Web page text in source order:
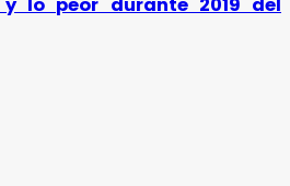
lo peor durante 2019 del